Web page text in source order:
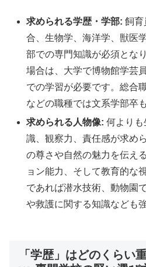
求められる学歴・学部: 飼育
合、生物学、海洋学、獣医
部での専門知識が必須とな
場合は、大学で博物館学芸
での学習が必要です。総合
などの職種では文系学部卒
求められる人物像: 何よりも
識、観察力、責任感が求め
の尊さや自然の魅力を伝え
ョン能力、そして教育的な
であれば潜水技術、動物園
や救護に関する知識なども
「学歴」はどのくらい